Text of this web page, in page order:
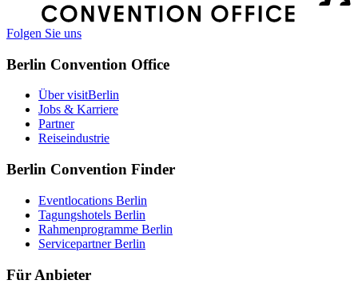
Folgen Sie uns
Berlin Convention Office
Über visitBerlin
Jobs & Karriere
Partner
Reiseindustrie
Berlin Convention Finder
Eventlocations Berlin
Tagungshotels Berlin
Rahmenprogramme Berlin
Servicepartner Berlin
Für Anbieter